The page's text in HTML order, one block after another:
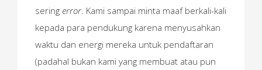
sering error. Kami sampai minta maaf berkali-kali
kepada para pendukung karena menyusahkan
waktu dan energi mereka untuk pendaftaran
(padahal bukan kami yang membuat atau pun